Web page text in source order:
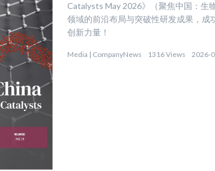
Catalysts May 2026》（聚焦中国：生
领域的前沿布局与突破性研发成果，成
创新力量！
Media | CompanyNews 1316 Views 2026-